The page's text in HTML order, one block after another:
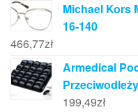
Michael Kors
16-140
466,77zł
Armedical
199,49zł